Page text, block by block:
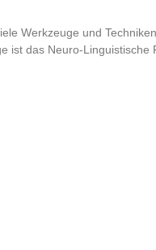
Werkzeuge und
ist das Neuro-Linguistische